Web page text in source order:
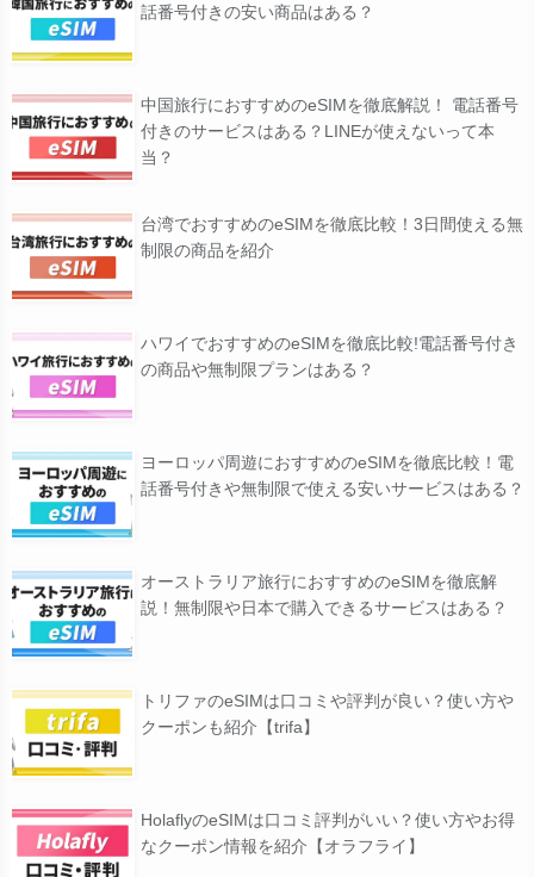
話番号付きの安い商品はある？
中国旅行におすすめのeSIMを徹底解説！ 電話番号
付きのサービスはある？LINEが使えないって本
当？
台湾でおすすめのeSIMを徹底比較！3日間使える無
制限の商品を紹介
ハワイでおすすめのeSIMを徹底比較!電話番号付き
の商品や無制限プランはある？
ヨーロッパ周遊におすすめのeSIMを徹底比較！電
話番号付きや無制限で使える安いサービスはある？
オーストラリア旅行におすすめのeSIMを徹底解
説！無制限や日本で購入できるサービスはある？
トリファのeSIMは口コミや評判が良い？使い方や
クーポンも紹介【trifa】
HolaflyのeSIMは口コミ評判がいい？使い方やお得
なクーポン情報を紹介【オラフライ】